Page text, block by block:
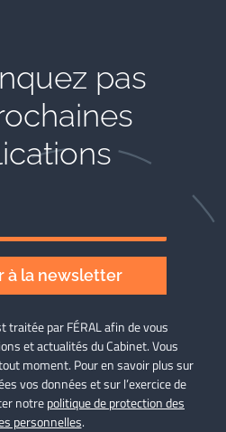
pas
à la newsletter
traitée par FÉRAL afin de vous
et actualités du Cabinet. Vous
moment. Pour en savoir plus sur
vos données et sur l’exercice de
notrepolitique de protection des
personnelles.